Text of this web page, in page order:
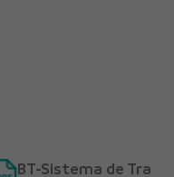
BT-Sistema de Tra